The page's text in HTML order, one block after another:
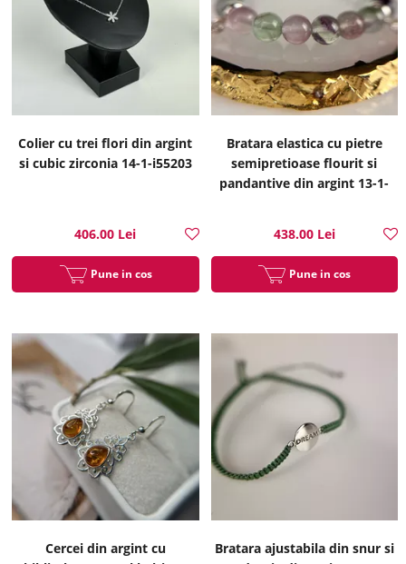
Colier cu trei flori din argint
si cubic zirconia 14-1-i55203
406.00 Lei
Pune in cos
Bratara elastica cu pietre
semipretioase flourit si
pandantive din argint 13-1-
438.00 Lei
Pune in cos
Cercei din argint cu
Bratara ajustabila din snur si